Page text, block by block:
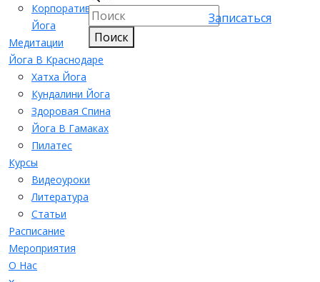
Корпоративная
Йога
Медитации
Йога В Краснодаре
Хатха Йога
Кундалини Йога
Здоровая Спина
Йога В Гамаках
Пилатес
Курсы
Видеоуроки
Литература
Статьи
Расписание
Мероприятия
О Нас
Поиск
Записаться